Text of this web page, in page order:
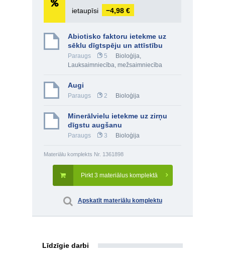
ietaupīsi
−4,98 €
Abiotisko faktoru ietekme uz
sēklu dīgtspēju un attīstību
Paraugs 5 Bioloģija,
Lauksaimniecība, mežsaimniecība
Augi
Paraugs 2 Bioloģija
Minerālvielu ietekme uz zirņu
dīgstu augšanu
Paraugs 3 Bioloģija
Materiālu komplekts Nr. 1361898
Pirkt 3 materiālus komplektā
Apskatīt materiālu komplektu
Līdzīgie darbi